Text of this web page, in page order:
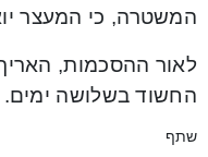
המשטרה, כי המעצר
לאור ההסכמות,
החשוד בשלושה ימים.
שתף